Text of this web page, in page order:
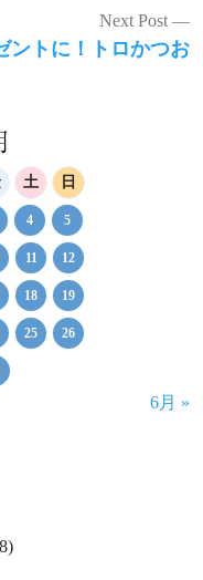
Next Post
ントに！トロかつお
土 日
4 5
11 12
18 19
25 26
6月 »